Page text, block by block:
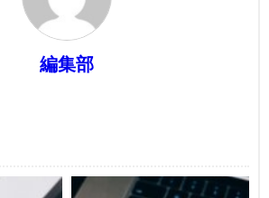
編集部